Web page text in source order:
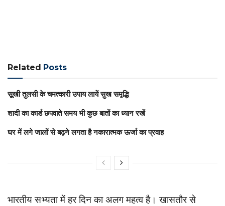
Related Posts
सूखी तुलसी के चमत्कारी उपाय लायें सुख समृद्धि
शादी का कार्ड छपवाते समय भी कुछ बातों का ध्यान रखें
घर में लगे जालों से बढ़ने लगता है नकारात्मक ऊर्जा का प्रवाह
भारतीय सभ्यता में हर दिन का अलग महत्व है। खासतौर से